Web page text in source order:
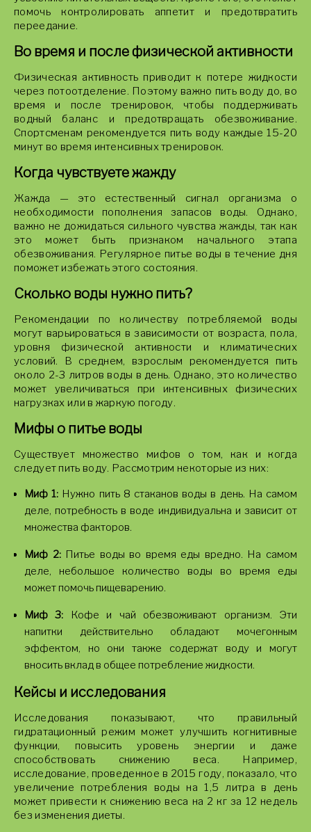
помочь контролировать аппетит и предотвратить
переедание.
Во время и после физической активности
Физическая активность приводит к потере жидкости
через потоотделение. Поэтому важно пить воду до, во
время и после тренировок, чтобы поддерживать
водный баланс и предотвращать обезвоживание.
Спортсменам рекомендуется пить воду каждые 15-20
минут во время интенсивных тренировок.
Когда чувствуете жажду
Жажда — это естественный сигнал организма о
необходимости пополнения запасов воды. Однако,
важно не дожидаться сильного чувства жажды, так как
это может быть признаком начального этапа
обезвоживания. Регулярное питье воды в течение дня
поможет избежать этого состояния.
Сколько воды нужно пить?
Рекомендации по количеству потребляемой воды
могут варьироваться в зависимости от возраста, пола,
уровня физической активности и климатических
условий. В среднем, взрослым рекомендуется пить
около 2-3 литров воды в день. Однако, это количество
может увеличиваться при интенсивных физических
нагрузках или в жаркую погоду.
Мифы о питье воды
Существует множество мифов о том, как и когда
следует пить воду. Рассмотрим некоторые из них:
Миф 1: Нужно пить 8 стаканов воды в день. На самом
деле, потребность в воде индивидуальна и зависит от
множества факторов.
Миф 2:Питье воды во время еды вредно. На самом
деле, небольшое количество воды во время еды
может помочь пищеварению.
Миф 3: Кофе и чай обезвоживают организм. Эти
напитки действительно обладают мочегонным
эффектом, но они также содержат воду и могут
вносить вклад в общее потребление жидкости.
Кейсы и исследования
Исследования показывают, что правильный
гидратационный режим может улучшить когнитивные
функции, повысить уровень энергии и даже
способствовать снижению веса. Например,
исследование, проведенное в 2015 году, показало, что
увеличение потребления воды на 1,5 литра в день
может привести к снижению веса на 2 кг за 12 недель
без изменения диеты.